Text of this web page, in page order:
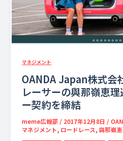
マネジメント
OANDA Japan株式会
レーサーの與那嶺恵
ー契約を締結
meme広報部 / 2017年12月8日 /
マネジメント, ロードレース,與那嶺
転
車
ロ
ー
レ
ー
サ
ー
與
那